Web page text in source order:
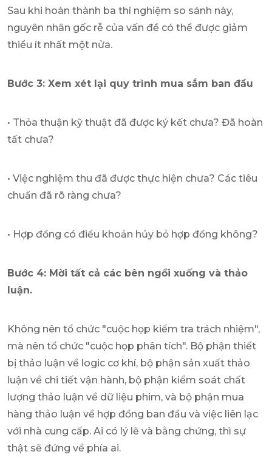
Sau khi hoàn thành ba thí nghiệm so sánh này,
nguyên nhân gốc rễ của vấn đề có thể được giảm
thiểu ít nhất một nửa.
Bước 3: Xem xét lại quy trình mua sắm ban đầu
• Thỏa thuận kỹ thuật đã được ký kết chưa? Đã hoàn
tất chưa?
• Việc nghiệm thu đã được thực hiện chưa? Các tiêu
chuẩn đã rõ ràng chưa?
• Hợp đồng có điều khoản hủy bỏ hợp đồng không?
Bước 4: Mời tất cả các bên ngồi xuống và thảo
luận.
Không nên tổ chức "cuộc họp kiểm tra trách nhiệm",
mà nên tổ chức "cuộc họp phân tích". Bộ phận thiết
bị thảo luận về logic cơ khí, bộ phận sản xuất thảo
luận về chi tiết vận hành, bộ phận kiểm soát chất
lượng thảo luận về dữ liệu phim, và bộ phận mua
hàng thảo luận về hợp đồng ban đầu và việc liên lạc
với nhà cung cấp. Ai có lý lẽ và bằng chứng, thì sự
thật sẽ đứng về phía ai.